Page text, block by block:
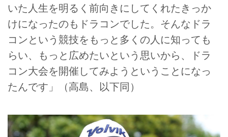
いた人生を明るく前向きにしてくれたきっか
けになったのもドラコンでした。そんなドラ
コンという競技をもっと多くの人に知っても
らい、もっと広めたいという思いから、ドラ
コン大会を開催してみようということになっ
たんです」（高島、以下同）